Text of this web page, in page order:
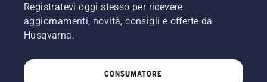
Registratevi oggi stesso per ricevere
aggiornamenti, novità, consigli e offerte da
Husqvarna.
CONSUMATORE